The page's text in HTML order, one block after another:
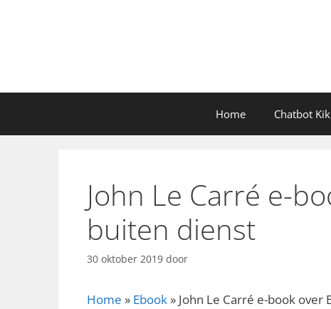
Home Chatbot
John Le Carré e-
buiten dienst
30 oktober 2019 door
Home » Ebook » John Le Carré e-book